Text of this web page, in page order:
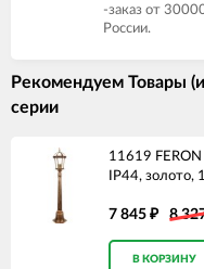
-заказ от
России.
Рекомендуем Товары
серии
11619
IP44, золото,
7 845 ₽ 8
В КОРЗИНУ